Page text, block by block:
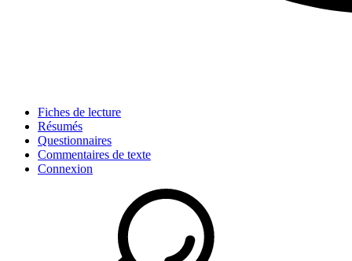
Fiches de lecture
Résumés
Questionnaires
Commentaires de texte
Connexion